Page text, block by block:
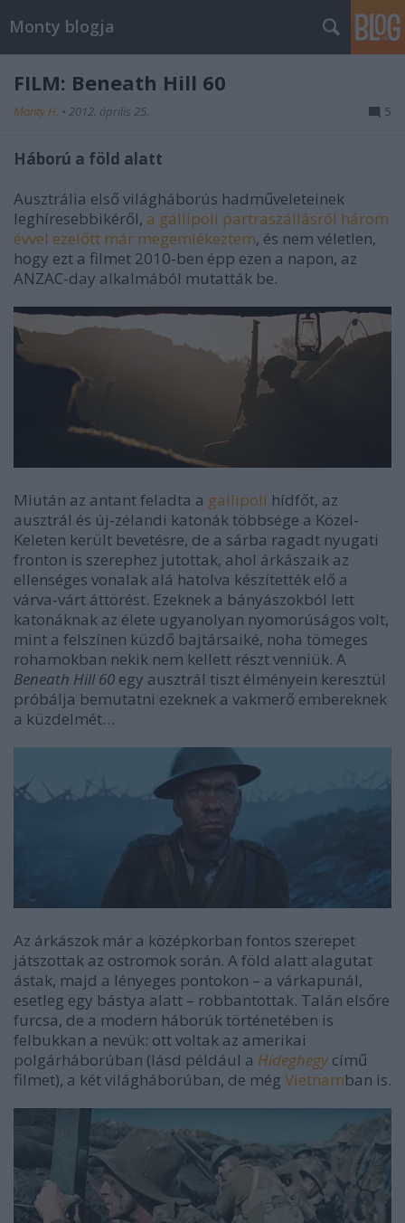
Monty blogja
FILM: Beneath Hill 60
Monty H. • 2012. április 25. 5
Háború a föld alatt
Ausztrália első világháborús hadműveleteinek
leghíresebbikéről, a gallipoli partraszállásról három
évvel ezelőtt már megemlékeztem, és nem véletlen,
hogy ezt a filmet 2010-ben épp ezen a napon, az
ANZAC-day alkalmából mutatták be.
Miután az antant feladta a gallipoli hídfőt, az
ausztrál és új-zélandi katonák többsége a Közel-
Keleten került bevetésre, de a sárba ragadt nyugati
fronton is szerephez jutottak, ahol árkászaik az
ellenséges vonalak alá hatolva készítették elő a
várva-várt áttörést. Ezeknek a bányászokból lett
katonáknak az élete ugyanolyan nyomorúságos volt,
mint a felszínen küzdő bajtársaiké, noha tömeges
rohamokban nekik nem kellett részt venniük. A
Beneath Hill 60 egy ausztrál tiszt élményein keresztül
próbálja bemutatni ezeknek a vakmerő embereknek
a küzdelmét…
Az árkászok már a középkorban fontos szerepet
játszottak az ostromok során. A föld alatt alagutat
ástak, majd a lényeges pontokon – a várkapunál,
esetleg egy bástya alatt – robbantottak. Talán elsőre
furcsa, de a modern háborúk történetében is
felbukkan a nevük: ott voltak az amerikai
polgárháborúban (lásd például a Hideghegycímű
filmet), a két világháborúban, de még Vietnamban is.